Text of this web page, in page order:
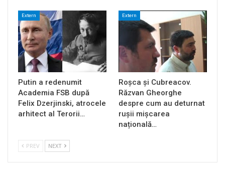
Extern
Putin a redenumit
Academia FSB după
Felix Dzerjinski, atrocele
arhitect al Terorii…
Extern
Roșca și Cubreacov.
Răzvan Gheorghe
despre cum au deturnat
rușii mișcarea
națională…
PREV NEXT